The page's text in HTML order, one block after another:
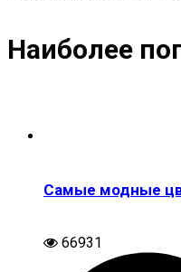
Наиболее
Самые модные
66931